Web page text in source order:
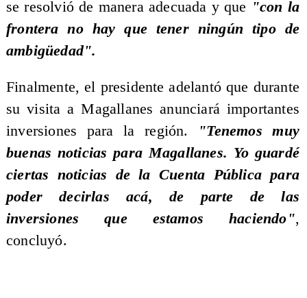
se resolvió de manera adecuada y que "con la
frontera no hay que tener ningún tipo de
ambigüedad".
Finalmente, el presidente adelantó que durante
su visita a Magallanes anunciará importantes
inversiones para la región.
"Tenemos muy
buenas noticias para Magallanes. Yo guardé
ciertas noticias de la Cuenta Pública para
poder decirlas acá, de parte de las
inversiones que estamos haciendo",
concluyó.